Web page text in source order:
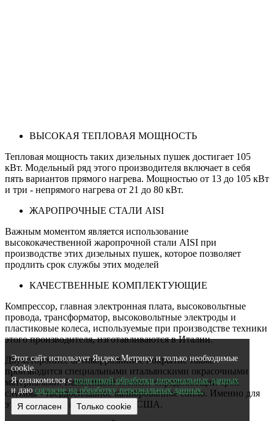
Этот сайт использует Яндекс.Метрику и только необходимые
cookie.
Я ознакомился сполитикой обработки персональных данных
и даю согласие на обработку персональных данных.
Я согласен Только cookie
ВЫСОКАЯ ТЕПЛОВАЯ МОЩНОСТЬ
Тепловая мощность таких дизельных пушек достигает 105
кВт. Модельный ряд этого производителя включает в себя
пять вариантов прямого нагрева. Мощностью от 13 до 105 кВт
и три - непрямого нагрева от 21 до 80 кВт.
ЖАРОПРОЧНЫЕ СТАЛИ AISI
Важным моментом является использование
высококачественной жаропрочной стали AISI при
производстве этих дизельных пушек, которое позволяет
продлить срок службы этих моделей
КАЧЕСТВЕННЫЕ КОМПЛЕКТУЮЩИЕ
Компрессор, главная электронная плата, высоковольтные
провода, трансформатор, высоковольтные электроды и
пластиковые колеса, используемые при производстве техники
этого производителя, изготавливаются в Италии.
Двухстороннее антикоррозийное покрытие также
производится специальными итальянскими окрасочными
материалами. Важнейший элемент определяющий срок
службы - твердосплавное калиброванное сопло. Именно для
этих агрегатов производится в США.